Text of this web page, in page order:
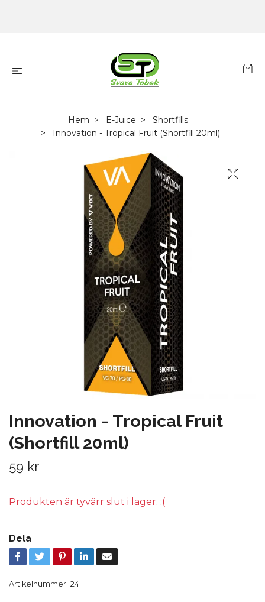
Hem E-Juice
Shortfills
Innovation - Tropical Fruit (Shortfill 20ml)
Innovation - Tropical Fruit
(Shortfill 20ml)
59 kr
Produkten är tyvärr slut i lager. :(
Dela
Artikelnummer: 24